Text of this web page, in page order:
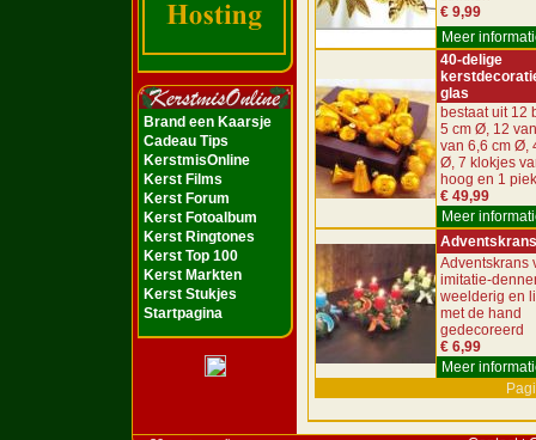
Brand een Kaarsje
Cadeau Tips
KerstmisOnline
Kerst Films
Kerst Forum
Kerst Fotoalbum
Kerst Ringtones
Kerst Top 100
Kerst Markten
Kerst Stukjes
Startpagina
€ 9,99
Meer
40-delige
glas
bestaat uit 12
5 cm Ø, 12
van 6,6 cm Ø,
Ø, 7 klokjes
hoog en 1
€ 49,99
Meer
Adventskrans
Adventskrans
imitatie-
weelderig en
met de hand
gedecoreerd
€ 6,99
Meer